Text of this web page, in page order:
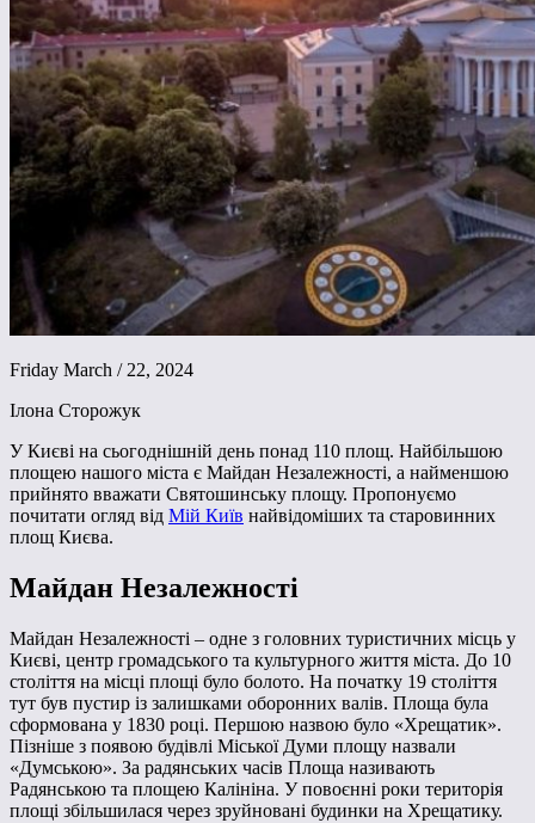
Friday March / 22, 2024
Ілона Сторожук
У Києві на сьогоднішній день понад 110 площ. Найбільшою
площею нашого міста є Майдан Незалежності, а найменшою
прийнято вважати Святошинську площу. Пропонуємо
почитати огляд від Мій Київ найвідоміших та старовинних
площ Києва.
Майдан Незалежності
Майдан Незалежності – одне з головних туристичних місць у
Києві, центр громадського та культурного життя міста. До 10
століття на місці площі було болото. На початку 19 століття
тут був пустир із залишками оборонних валів. Площа була
сформована у 1830 році. Першою назвою було «Хрещатик».
Пізніше з появою будівлі Міської Думи площу назвали
«Думською». За радянських часів Площа називають
Радянською та площею Калініна. У повоєнні роки територія
площі збільшилася через зруйновані будинки на Хрещатику.